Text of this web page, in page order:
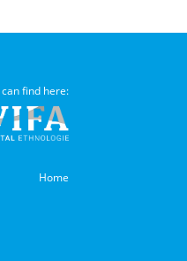
find here:
Home